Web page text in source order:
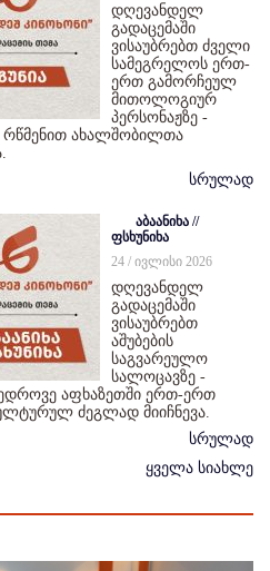
დღევანდელ
გადაცემაში
ვისაუბრებთ ძველი
სამეგრელოს ერთ-
ერთ გამორჩეულ
მითოლოგიურ
პერსონაჟზე -
რწმენით ახალშობილთა
სრულად
აბაანიხა //
ფსხუნიხა
24 / ივლისი 2026
დღევანდელ
გადაცემაში
ვისაუბრებთ
აშუბების
საგვარეულო
სალოცავზე -
აფხაზეთში ერთ-ერთ
ძეგლად მიიჩნევა.
სრულად
ყველა სიახლე